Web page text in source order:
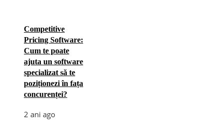
Competitive
Pricing Software:
Cum te poate
ajuta un software
specializat să te
poziționezi în fața
concurenței?
2 ani ago